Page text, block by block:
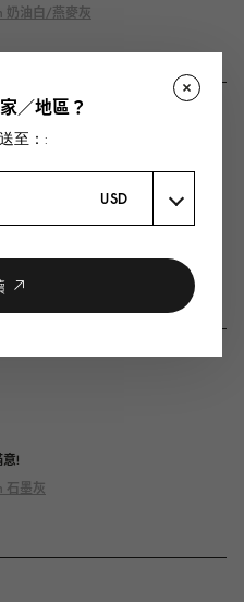
奶油白/燕麥灰
dû attendre un mois mais on m'a
plus tard
經典黑
!
石墨灰
／地區？
至：:
USD